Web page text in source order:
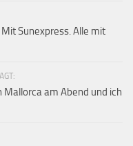
Sunexpress. Alle mit
Mallorca am Abend und ich